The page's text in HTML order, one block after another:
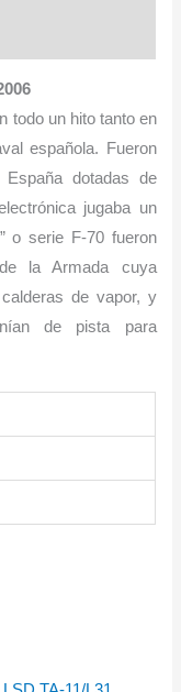
todo un hito tanto en
española. Fueron
dotadas de
jugaba un
o serie F-70 fueron
la Armada cuya
de vapor, y
de pista para